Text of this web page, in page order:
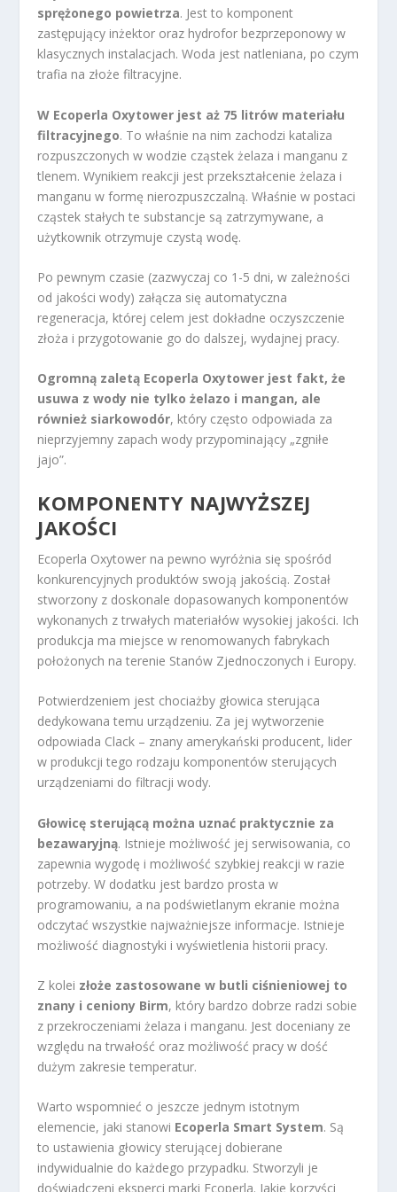
sprężonego powietrza. Jest to komponent
zastępujący inżektor oraz hydrofor bezprzeponowy w
klasycznych instalacjach. Woda jest natleniana, po czym
trafia na złoże filtracyjne.
W Ecoperla Oxytower jest aż 75 litrów materiału
filtracyjnego. To właśnie na nim zachodzi kataliza
rozpuszczonych w wodzie cząstek żelaza i manganu z
tlenem. Wynikiem reakcji jest przekształcenie żelaza i
manganu w formę nierozpuszczalną. Właśnie w postaci
cząstek stałych te substancje są zatrzymywane, a
użytkownik otrzymuje czystą wodę.
Po pewnym czasie (zazwyczaj co 1-5 dni, w zależności
od jakości wody) załącza się automatyczna
regeneracja, której celem jest dokładne oczyszczenie
złoża i przygotowanie go do dalszej, wydajnej pracy.
Ogromną zaletą Ecoperla Oxytower jest fakt, że
usuwa z wody nie tylko żelazo i mangan, ale
również siarkowodór, który często odpowiada za
nieprzyjemny zapach wody przypominający „zgniłe
jajo”.
KOMPONENTY NAJWYŻSZEJ
JAKOŚCI
Ecoperla Oxytower na pewno wyróżnia się spośród
konkurencyjnych produktów swoją jakością. Został
stworzony z doskonale dopasowanych komponentów
wykonanych z trwałych materiałów wysokiej jakości. Ich
produkcja ma miejsce w renomowanych fabrykach
położonych na terenie Stanów Zjednoczonych i Europy.
Potwierdzeniem jest chociażby głowica sterująca
dedykowana temu urządzeniu. Za jej wytworzenie
odpowiada Clack – znany amerykański producent, lider
w produkcji tego rodzaju komponentów sterujących
urządzeniami do filtracji wody.
Głowicę sterującą można uznać praktycznie za
bezawaryjną. Istnieje możliwość jej serwisowania, co
zapewnia wygodę i możliwość szybkiej reakcji w razie
potrzeby. W dodatku jest bardzo prosta w
programowaniu, a na podświetlanym ekranie można
odczytać wszystkie najważniejsze informacje. Istnieje
możliwość diagnostyki i wyświetlenia historii pracy.
Z kolei złoże zastosowane w butli ciśnieniowej to
znany i ceniony Birm, który bardzo dobrze radzi sobie
z przekroczeniami żelaza i manganu. Jest doceniany ze
względu na trwałość oraz możliwość pracy w dość
dużym zakresie temperatur.
Warto wspomnieć o jeszcze jednym istotnym
elemencie, jaki stanowi Ecoperla Smart System. Są
to ustawienia głowicy sterującej dobierane
indywidualnie do każdego przypadku. Stworzyli je
doświadczeni eksperci marki Ecoperla. Jakie korzyści